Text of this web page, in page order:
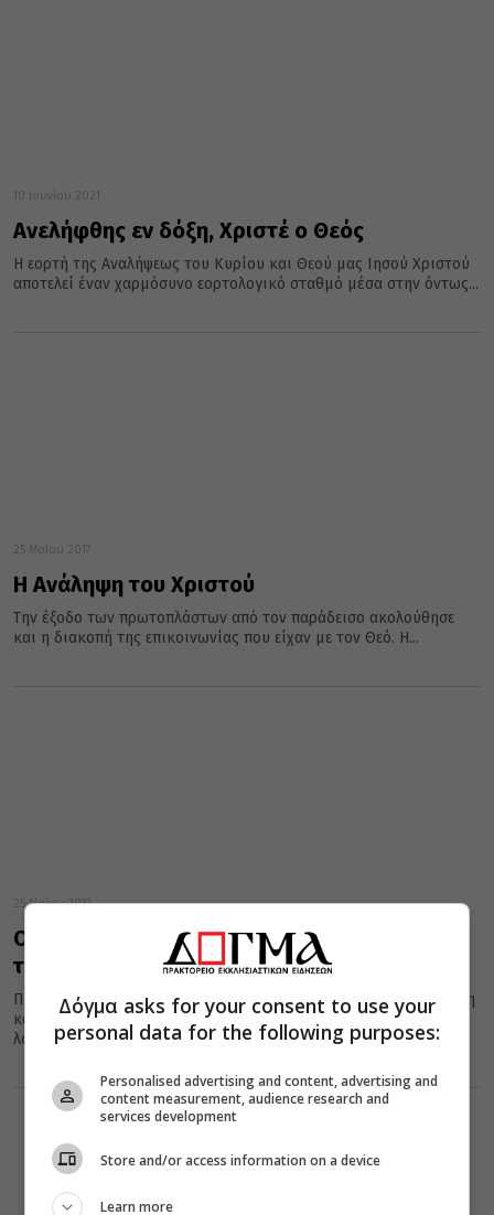
10 Ιουνίου 2021
Ανελήφθης εν δόξη, Χριστέ ο Θεός
Η εορτή της Αναλήψεως του Κυρίου και Θεού μας Ιησού Χριστού
αποτελεί έναν χαρμόσυνο εορτολογικό σταθμό μέσα στην όντως...
25 Μαΐου 2017
Η Ανάληψη του Χριστού
Την έξοδο των πρωτοπλάστων από τον παράδεισο ακολούθησε
και η διακοπή της επικοινωνίας που είχαν με τον Θεό. Η...
25 Μαΐου 2017
Ο Άγιος Ιωάννης ο Χρυσόστομος μας εξηγεί
την σημασία της Αναλήψεως
Ποια είναι λοιπόν η σημερινή εορτή της Αναλήψεως; Είναι μεγάλη
και αξιοσέβαστη, αγαπητέ μου, και υπερβαίνει την ανθρώπινη
λογική,...
Δόγμα asks for your consent to use your
personal data for the following purposes:
Personalised advertising and content, advertising and
content measurement, audience research and
services development
Store and/or access information on a device
Learn more